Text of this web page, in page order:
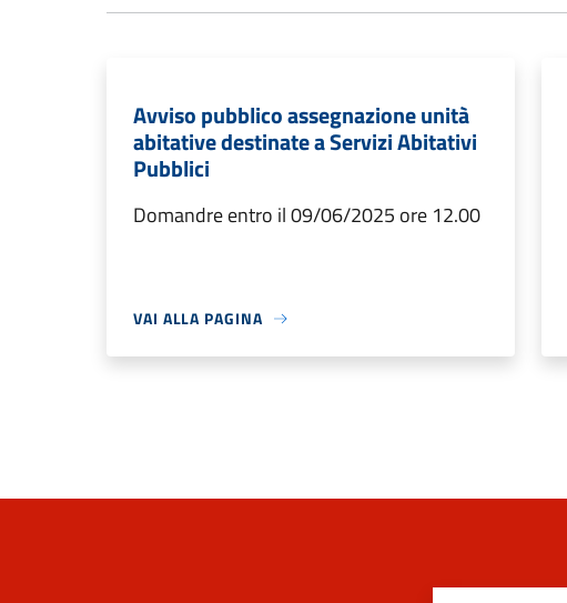
Avviso pubblico assegnazione unità
abitative destinate a Servizi Abitativi
Pubblici
Domandre entro il 09/06/2025 ore 12.00
VAI ALLA PAGINA